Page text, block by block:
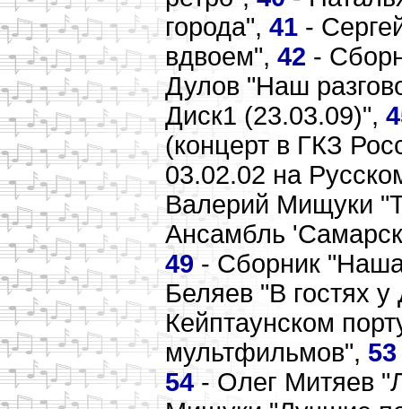
города", 41 -
вдвоем", 42 -
Дулов "Наш
Диск1 (23.03.09)",
(концерт в ГКЗ
03.02.02 на
Валерий Мищуки
Ансамбль
49 - Сборник
Беляев "В гостях
Кейптаунском
мультфильмов", 53
54 - Олег Митяев